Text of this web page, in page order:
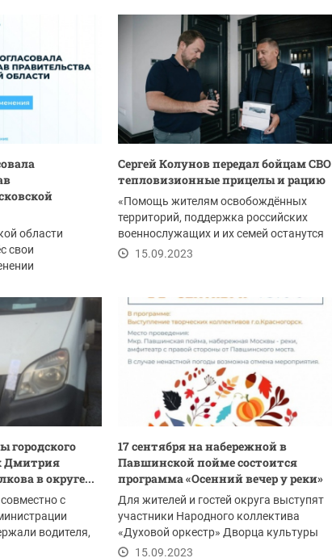
области
свои
Сергей Колунов передал бойцам СВО
тепловизионные прицелы и рацию
«Помощь жителям освобождённых
территорий, поддержка российских
военнослужащих и их семей останутся
приоритетными...
15.09.2023
городского
Дмитрия
в округе...
с
водителя,
17 сентября на набережной в
Павшинской пойме состоится
программа «Осенний вечер у реки»
Для жителей и гостей округа выступят
участники Народного коллектива
«Духовой оркестр» Дворца культуры
«Подмосковье».
15.09.2023